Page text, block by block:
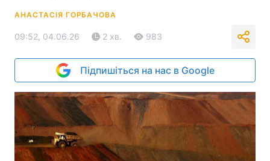
АНАСТАСІЯ ГОРБАЧОВА
09:52, 04.06.26 2 хв. 983
Підпишіться на нас в Google